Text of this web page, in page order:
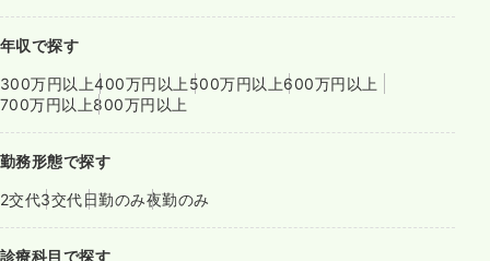
年収で探す
300万円以上400万円以上 500万円以上600万円以上
700万円以上800万円以上
勤務形態で探す
2交代3交代日勤のみ夜勤のみ
診療科目で探す